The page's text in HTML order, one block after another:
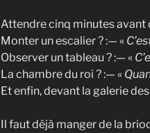
Attendre cinq minutes avant
Monter un escalier ? :— «
Observer un tableau ? :— «
La chambre du roi ? :— «
Et enfin, devant la galerie
Il faut déjà manger de la